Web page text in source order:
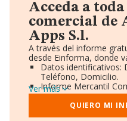
Acceda a
comercial de
Apps S.l.
A través del informe
desde Einforma, donde
Datos identificativos:
Teléfono, Domicilio.
Informe Mercantil
Gráficos de
Consejo de
Directivos y
Ver más
QUIERO MI